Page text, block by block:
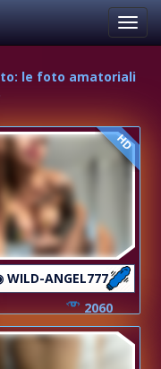
le foto amatoriali
HD
WILD-ANGEL777
2060